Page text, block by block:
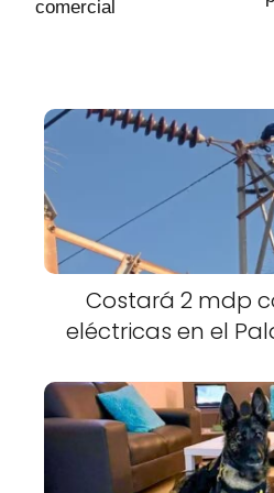
comercial
Costará 2 mdp
eléctricas en el